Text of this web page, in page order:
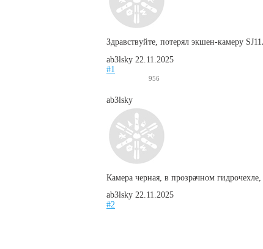
Здравствуйте, потерял экшен-камеру
ab3lsky 22.11.2025
#1
956
ab3lsky
Камера черная, в прозрачном
ab3lsky 22.11.2025
#2